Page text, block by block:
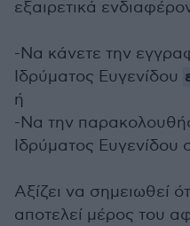
εξαιρετικά
-Να κάνετε την
Ιδρύματος Ευγενίδου
ή
-Να την
Ιδρύματος Ευγενίδου
Αξίζει να σημειωθεί
αποτελεί μέρος του